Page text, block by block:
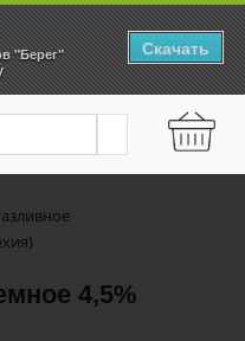
4,5%
"Берег"
Скачать